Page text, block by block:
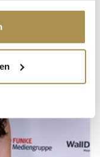
das Privacy
Lage
genau sein
identifizieren
Daten